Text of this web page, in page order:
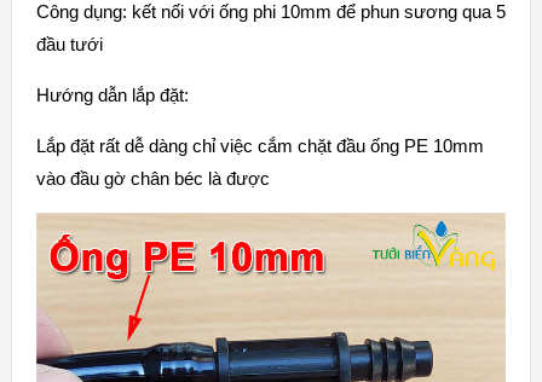
Công dụng: kết nối với ống phi 10mm để phun sương qua 5
đầu tưới
Hướng dẫn lắp đặt:
Lắp đặt rất dễ dàng chỉ việc cắm chặt đầu ống PE 10mm
vào đầu gờ chân béc là được